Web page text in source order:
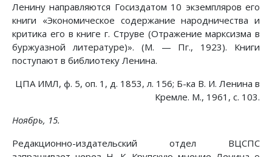
Ленину направляются Госиздатом 10 экземпляров его
книги «Экономическое содержание народничества и
критика его в книге г. Струве (Отражение марксизма в
буржуазной литературе)». (М. — Пг., 1923). Книги
поступают в библиотеку Ленина.
ЦПА ИМЛ, ф. 5, оп. 1, д. 1853, л. 156; Б-ка В. И. Ленина в
Кремле. М., 1961, с. 103.
Ноябрь, 15.
Редакционно-издательский отдел ВЦСПС